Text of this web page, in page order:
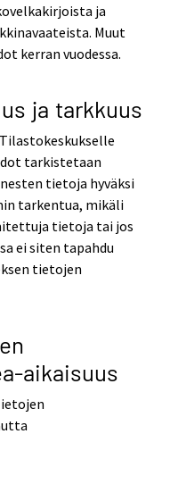
ja
Muut
kerran vuodessa.
ja tarkkuus
tarkistetaan
tietoja hyväksi
tarkentua, mikäli
tietoja tai jos
ei siten tapahdu
tietojen
aikaisuus